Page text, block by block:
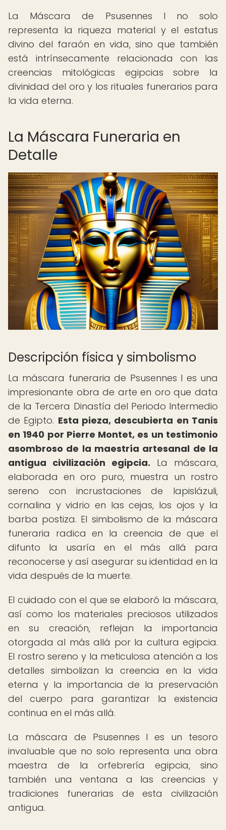
La Máscara de Psusennes I no solo
representa la riqueza material y el estatus
divino del faraón en vida, sino que también
está intrínsecamente relacionada con las
creencias mitológicas egipcias sobre la
divinidad del oro y los rituales funerarios para
la vida eterna.
La Máscara Funeraria en
Detalle
Descripción física y simbolismo
La máscara funeraria de Psusennes I es una
impresionante obra de arte en oro que data
de la Tercera Dinastía del Periodo Intermedio
de Egipto. Esta pieza, descubierta en Tanis
en 1940 por Pierre Montet, es un testimonio
asombroso de la maestría artesanal de la
antigua civilización egipcia. La máscara,
elaborada en oro puro, muestra un rostro
sereno con incrustaciones de lapislázuli,
cornalina y vidrio en las cejas, los ojos y la
barba postiza. El simbolismo de la máscara
funeraria radica en la creencia de que el
difunto la usaría en el más allá para
reconocerse y así asegurar su identidad en la
vida después de la muerte.
El cuidado con el que se elaboró la máscara,
así como los materiales preciosos utilizados
en su creación, reflejan la importancia
otorgada al más allá por la cultura egipcia.
El rostro sereno y la meticulosa atención a los
detalles simbolizan la creencia en la vida
eterna y la importancia de la preservación
del cuerpo para garantizar la existencia
continua en el más allá.
La máscara de Psusennes I es un tesoro
invaluable que no solo representa una obra
maestra de la orfebrería egipcia, sino
también una ventana a las creencias y
tradiciones funerarias de esta civilización
antigua.